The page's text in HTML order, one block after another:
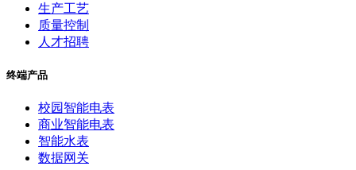
生产工艺
质量控制
人才招聘
终端产品
校园智能电表
商业智能电表
智能水表
数据网关